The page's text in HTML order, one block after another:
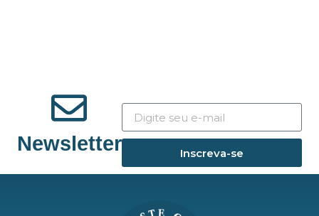
Newsletter Inscreva-se